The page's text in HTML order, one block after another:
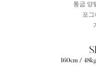
통굽 양
포그